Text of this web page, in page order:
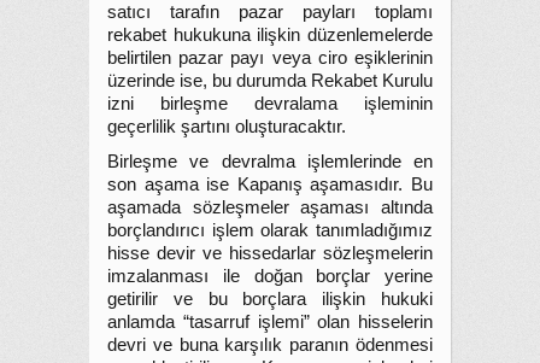
satıcı tarafın pazar payları toplamı
rekabet hukukuna ilişkin düzenlemelerde
belirtilen pazar payı veya ciro eşiklerinin
üzerinde ise, bu durumda Rekabet Kurulu
izni birleşme devralama işleminin
geçerlilik şartını oluşturacaktır.
Birleşme ve devralma işlemlerinde en
son aşama ise Kapanış aşamasıdır. Bu
aşamada sözleşmeler aşaması altında
borçlandırıcı işlem olarak tanımladığımız
hisse devir ve hissedarlar sözleşmelerin
imzalanması ile doğan borçlar yerine
getirilir ve bu borçlara ilişkin hukuki
anlamda “tasarruf işlemi” olan hisselerin
devri ve buna karşılık paranın ödenmesi